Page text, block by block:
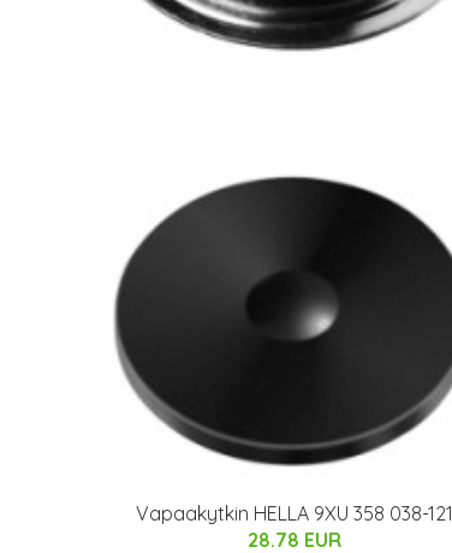
Vapaakytkin HELLA 9XU 358 038-121
28.78 EUR